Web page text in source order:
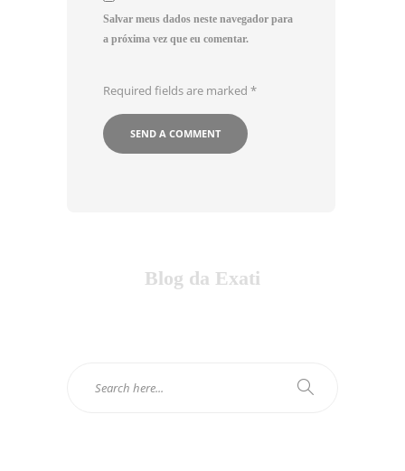
Salvar meus dados neste navegador para
a próxima vez que eu comentar.
Required fields are marked *
Blog da Exati